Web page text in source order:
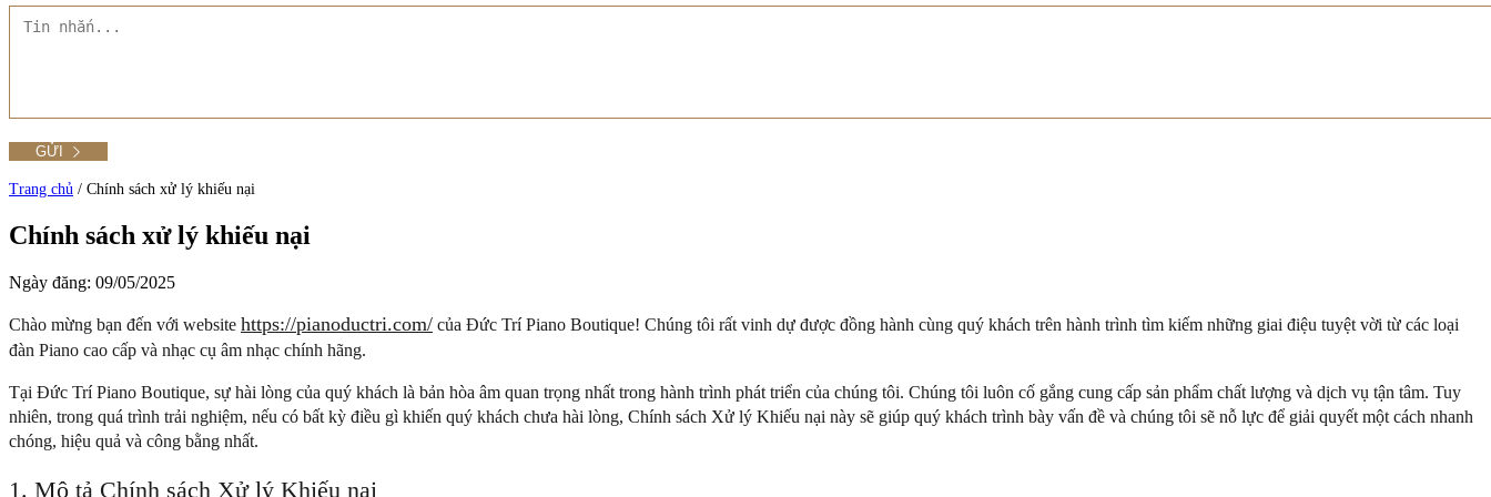
Xem thêm
Xem tất cả sản phẩm tại Đức Trí
Xem thêm
Trang chủ / Chính sách xử lý khiếu nại
Chính sách xử lý khiếu nại
Ngày đăng: 09/05/2025
Chào mừng bạn đến với website https://pianoductri.com/ của Đức Trí Piano Boutique! Chúng tôi rất vinh dự được đồng hành cùng quý khách trên hành trình tìm kiếm những giai điệu tuyệt vời từ các loại
đàn Piano cao cấp và nhạc cụ âm nhạc chính hãng.
Tại Đức Trí Piano Boutique, sự hài lòng của quý khách là bản hòa âm quan trọng nhất trong hành trình phát triển của chúng tôi. Chúng tôi luôn cố gắng cung cấp sản phẩm chất lượng và dịch vụ tận tâm. Tuy
nhiên, trong quá trình trải nghiệm, nếu có bất kỳ điều gì khiến quý khách chưa hài lòng, Chính sách Xử lý Khiếu nại này sẽ giúp quý khách trình bày vấn đề và chúng tôi sẽ nỗ lực để giải quyết một cách nhanh
chóng, hiệu quả và công bằng nhất.
1. Mô tả Chính sách Xử lý Khiếu nại